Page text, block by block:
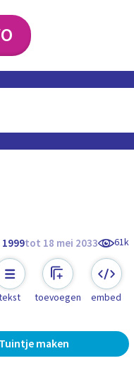
tot 18 mei 2033 61k
toevoegen embed
Tuintje maken